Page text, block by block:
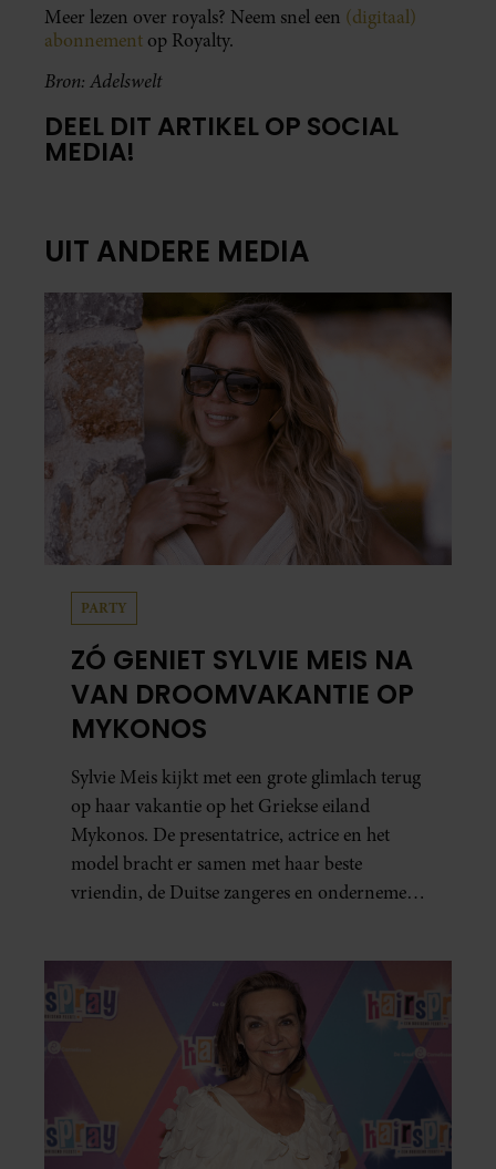
Meer lezen over royals? Neem snel een (digitaal)
abonnement op Royalty.
Bron: Adelswelt
DEEL DIT ARTIKEL OP SOCIAL
MEDIA!
UIT ANDERE MEDIA
PARTY
ZÓ GENIET SYLVIE MEIS NA
VAN DROOMVAKANTIE OP
MYKONOS
Sylvie Meis kijkt met een grote glimlach terug
op haar vakantie op het Griekse eiland
Mykonos. De presentatrice, actrice en het
model bracht er samen met haar beste
vriendin, de Duitse zangeres en ondernemer
zonovergoten bestemming én vertelt ze hoe
bijzonder de reis voor haar is geweest.